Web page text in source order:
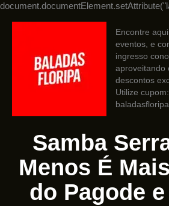
Encontre
eventos, e
ingresso
aproveitando
descontos
Utilize cupom:
Samba
Menos É
do Pagode